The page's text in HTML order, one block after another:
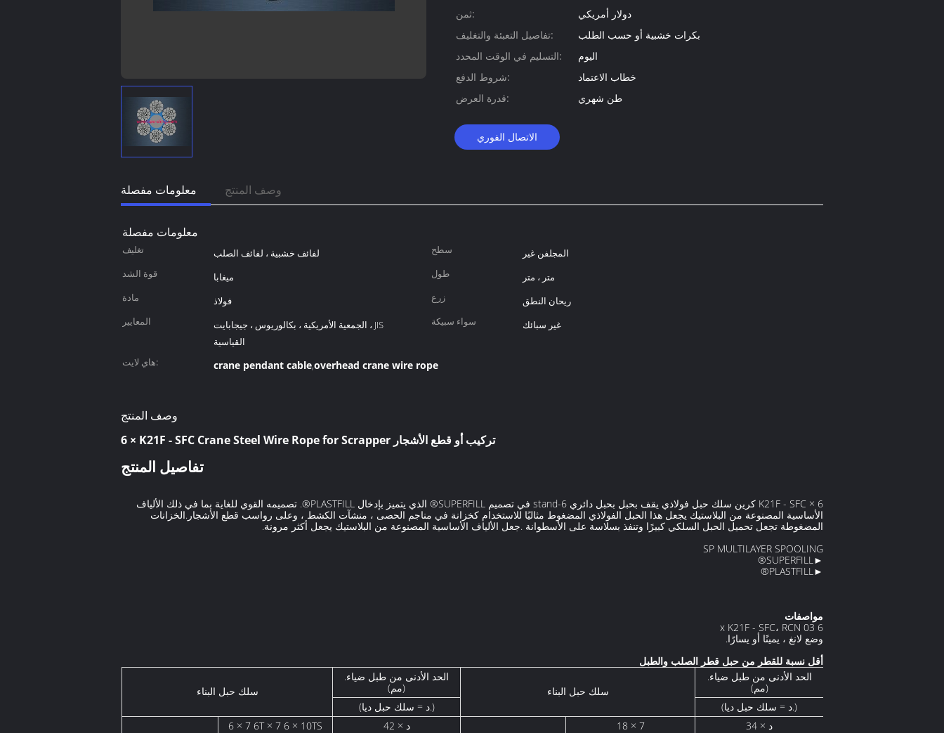
ثمن:
دولار أمريكي
تفاصيل التعبئة والتغليف:
بكرات خشبية أو حسب الطلب
التسليم في الوقت المحدد:
اليوم
شروط الدفع:
خطاب الاعتماد
قدرة العرض:
طن شهري
الاتصال الفوري
معلومات مفصلة وصف المنتج
معلومات مفصلة
تغليف لفائف خشبية ، لفائف الصلب سطح
المجلفن غير
قوة الشد
ميغابا طول
متر ، متر
مادة
فولاذ زرع
ريحان النطق
المعايير
الجمعية الأمريكية ، بكالوريوس ، جيجابايت ، JIS
القياسية
سواء سبيكة غير سبائك
هاي لايت: crane pendant cable,overhead crane wire rope
وصف المنتج
6 × K21F - SFC Crane Steel Wire Rope for Scrapper تركيب أو قطع الأشجار
تفاصيل المنتج
6 × K21F - SFC كرين سلك حبل فولاذي يقف بحبل بحبل دائري 6-stand في تصميم SUPERFILL® الذي يتميز بإدخال PLASTFILL®. تصميمه القوي للغاية بما في ذلك الألياف
الأساسية المصنوعة من البلاستيك يجعل هذا الحبل الفولاذي المضغوط مثاليًا للاستخدام كخزانة في مناجم الحصى ، منشآت الكشط ، وعلى رواسب قطع الأشجار.الخزانات
المضغوطة تجعل تحميل الحبل السلكي كبيرًا وتنفذ بسلاسة على الأسطوانة .جعل الألياف الأساسية المصنوعة من البلاستيك يجعل أكثر مرونة.
SP MULTILAYER SPOOLING
►SUPERFILL®
►PLASTFILL®
مواصفات
6 x K21F - SFC، RCN 03
وضع لانغ ، يمينًا أو يسارًا.
أقل نسبة للقطر من حبل قطر الصلب والطبل
سلك حبل البناء
الحد الأدنى من طبل ضياء.
(مم)
سلك حبل البناء
الحد الأدنى من طبل ضياء.
(مم)
(د = سلك حبل ديا.)
(د = سلك حبل ديا.)
6 × 7 6T × 7 6 × 10TS 42 × د 18 × 7
34 × د